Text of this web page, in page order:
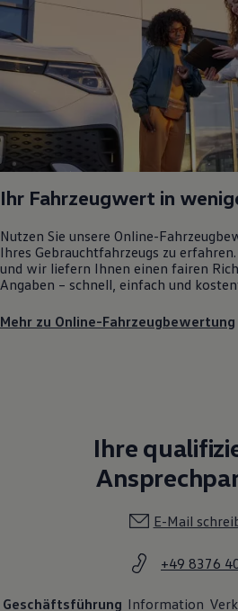
Ihr Fahrzeugwert in
Nutzen Sie unsere Online-
Ihres Gebrauchtfahrzeugs zu
und wir liefern Ihnen einen fairen
Angaben – schnell, einfach und
Mehr zu Online-Fahrzeugbewertung
Ihre
E-Mail
+49 8376
Geschäftsführung Information